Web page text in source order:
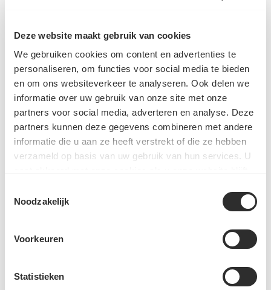
Deze website maakt gebruik van cookies
We gebruiken cookies om content en advertenties te
personaliseren, om functies voor social media te bieden
en om ons websiteverkeer te analyseren. Ook delen we
informatie over uw gebruik van onze site met onze
partners voor social media, adverteren en analyse. Deze
partners kunnen deze gegevens combineren met andere
informatie die u aan ze heeft verstrekt of die ze hebben
verzameld op basis van uw gebruik van hun services. U
Noodzakelijk
Voorkeuren
Statistieken
PRODUCT GEBRUIKT IN DIT RECEPT
Spice Up - Miso Garlic
Veggie - Potje